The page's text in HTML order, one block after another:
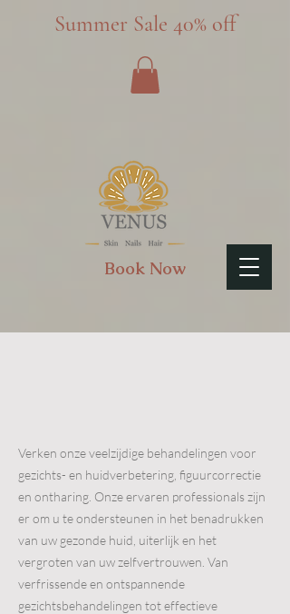
Book Now
Summer Sale 40% off
Verken onze veelzijdige behandelingen voor
gezichts- en huidverbetering, figuurcorrectie
en ontharing. Onze ervaren professionals zijn
er om u te ondersteunen in het benadrukken
van uw gezonde huid, uiterlijk en het
vergroten van uw zelfvertrouwen. Van
verfrissende en ontspannende
gezichtsbehandelingen tot effectieve